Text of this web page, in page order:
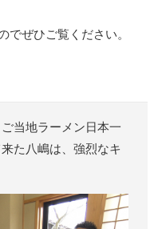
でぜひご覧ください。
当地ラーメン日本一
た八嶋は、強烈なキ